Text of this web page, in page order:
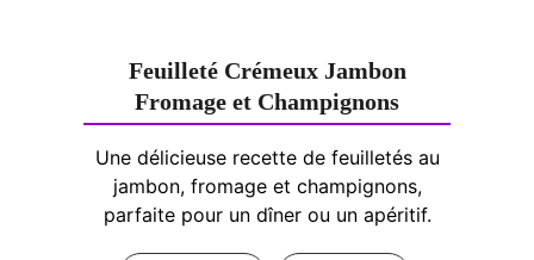
Feuilleté Crémeux Jambon
Fromage et Champignons
Une délicieuse recette de feuilletés au
jambon, fromage et champignons,
parfaite pour un dîner ou un apéritif.